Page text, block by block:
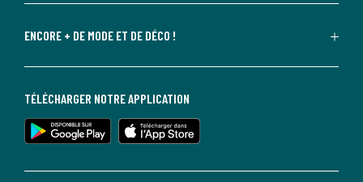
ENCORE + DE MODE ET DE DÉCO !
TÉLÉCHARGER NOTRE APPLICATION